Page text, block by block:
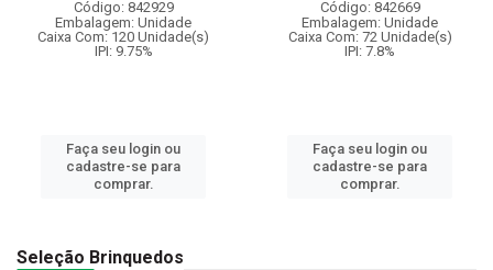
Código: 842929
Embalagem: Unidade
Caixa Com: 120 Unidade(s)
IPI: 9.75%
Faça seu login ou
cadastre-se para
comprar.
Código: 842669
Embalagem: Unidade
Caixa Com: 72 Unidade(s)
IPI: 7.8%
Faça seu login ou
cadastre-se para
comprar.
Seleção Brinquedos